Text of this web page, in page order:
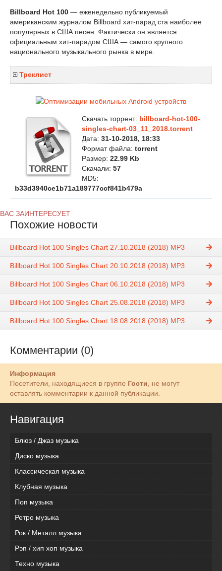
Billboard Hot 100 — еженедельно публикуемый
американским журналом Billboard хит-парад ста наиболее
популярных в США песен. Фактически он является
официальным хит-парадом США — самого крупного
национального музыкального рынка в мире.
Треклист
Скачать торрент: billboard-hot-100-
singles-chart-03_11_2018.torrent
Дата: 31-10-2018, 18:33
Формат файла: torrent
Размер: 22.99 Kb
Скачали: 57
MD5:
b33d3940ce1b71a189777ccf841b479a
ВАС ЗАИНТЕРЕСУЕТ
Похожие новости
Billboard Hot 100 Singles Chart 27.10.2018 (2018) MP3
Billboard Hot 100 Singles Chart 20.10.2018 (2018) MP3
Billboard Hot 100 Singles Chart 06.10.2018 (2018) MP3
Billboard Hot 100 Singles Chart 25.08.2018 (2018) MP3
Billboard Hot 100 Singles Chart 18.08.2018 (2018) MP3
Комментарии (0)
Информация
Посетители, находящиеся в группе Гости, не могут
оставлять комментарии к данной публикации.
Навигация
Блюз / Джаз музыка
Диско музыка
Классическая музыка
Клубная музыка
Поп музыка
Ретро музыка
Рок / Металл музыка
Рэп / хип хоп музыка
Техно музыка